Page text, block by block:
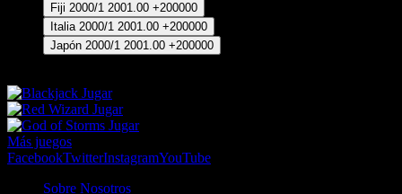
Fiji 2000/1 2001.00 +200000
Italia 2000/1 2001.00 +200000
Japón 2000/1 2001.00 +200000
Jugar
Jugar
Jugar
Más juegos
FacebookTwitterInstagramYouTube
Sobre Nosotros